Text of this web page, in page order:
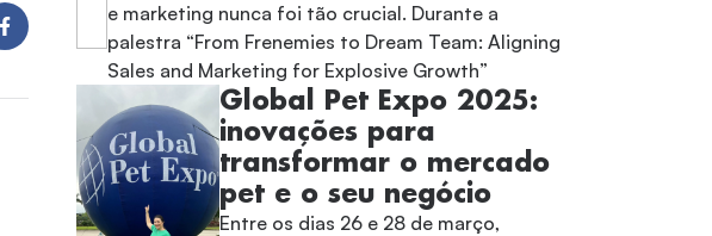
e marketing nunca foi tão crucial. Durante a
palestra “From Frenemies to Dream Team: Aligning
Sales and Marketing for Explosive Growth”
Global Pet Expo 2025:
inovações para
transformar o mercado
pet e o seu negócio
Entre os dias 26 e 28 de março,